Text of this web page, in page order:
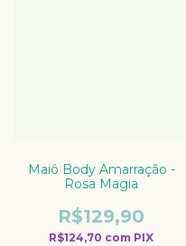
Maiô Body Amarração -
Rosa Magia
R$129,90
R$124,70 com PIX